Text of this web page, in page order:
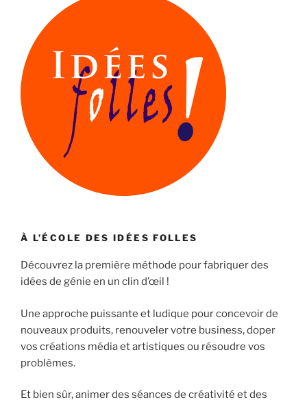
À L’ÉCOLE DES IDÉES FOLLES
Découvrez la première méthode pour fabriquer des
idées de génie en un clin d’œil !
Une approche puissante et ludique pour concevoir de
nouveaux produits, renouveler votre business, doper
vos créations média et artistiques ou résoudre vos
problèmes.
Et bien sûr, animer des séances de créativité et des